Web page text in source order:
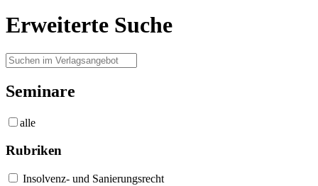
Erweiterte Suche
Seminare
alle
Rubriken
Insolvenz- und Sanierungsrecht